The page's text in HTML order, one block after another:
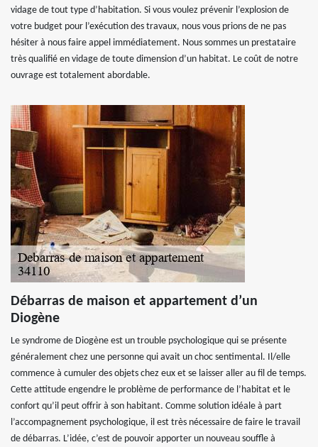
vidage de tout type d’habitation. Si vous voulez prévenir l’explosion de
votre budget pour l’exécution des travaux, nous vous prions de ne pas
hésiter à nous faire appel immédiatement. Nous sommes un prestataire
très qualifié en vidage de toute dimension d’un habitat. Le coût de notre
ouvrage est totalement abordable.
Débarras de maison et appartement d’un
Diogène
Le syndrome de Diogène est un trouble psychologique qui se présente
généralement chez une personne qui avait un choc sentimental. Il/elle
commence à cumuler des objets chez eux et se laisser aller au fil de temps.
Cette attitude engendre le problème de performance de l’habitat et le
confort qu’il peut offrir à son habitant. Comme solution idéale à part
l’accompagnement psychologique, il est très nécessaire de faire le travail
de débarras. L’idée, c’est de pouvoir apporter un nouveau souffle à